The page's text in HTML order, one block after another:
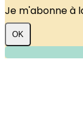
Je m'abonne à
OK